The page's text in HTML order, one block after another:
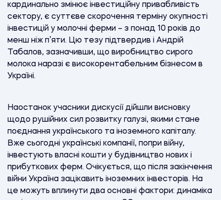
кардинально змінює інвестиційну привабливість
сектору, є суттєве скорочення терміну окупності
інвестицій у молочні ферми – з понад 10 років до
менш ніж п’яти. Цю тезу підтвердив і Андрій
Табалов, зазначивши, що виробництво сирого
молока наразі є високорентабельним бізнесом в
Україні.
Наостанок учасники дискусії дійшли висновку
щодо рушійних сил розвитку галузі, якими стане
поєднання українського та іноземного капіталу.
Вже сьогодні українські компанії, попри війну,
інвестують власні кошти у будівництво нових і
прибуткових ферм. Очікується, що після закінчення
війни Україна зацікавить іноземних інвесторів. На
це можуть вплинути два основні фактори: динаміка